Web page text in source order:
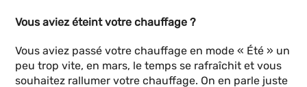
Vous aviez éteint votre chauffage ?
Vous aviez passé votre chauffage en mode « Été » un
peu trop vite, en mars, le temps se rafraîchit et vous
souhaitez rallumer votre chauffage. On en parle juste